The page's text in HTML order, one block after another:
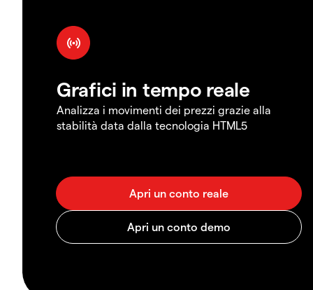
Grafici in tempo reale
Analizza i movimenti dei prezzi grazie alla
stabilità data dalla tecnologia HTML5